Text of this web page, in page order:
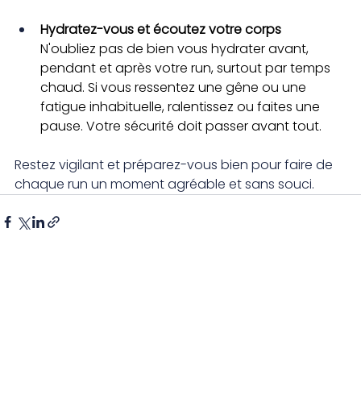
Hydratez-vous et écoutez votre corps
N'oubliez pas de bien vous hydrater avant,
pendant et après votre run, surtout par temps
chaud. Si vous ressentez une gêne ou une
fatigue inhabituelle, ralentissez ou faites une
pause. Votre sécurité doit passer avant tout.
Restez vigilant et préparez-vous bien pour faire de
chaque run un moment agréable et sans souci.